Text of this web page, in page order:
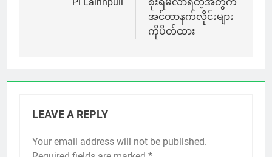
အင်တာနက်လိုင်းများ
ကိုပိတ်ထား
LEAVE A REPLY
Your email address will not be published.